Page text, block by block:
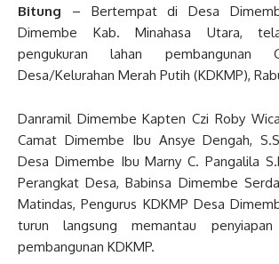
Bitung – Bertempat di Desa
Dimembe Kab. Minahasa Utara,
pengukuran lahan pembangunan
Desa/Kelurahan Merah Putih (KDKMP),
Danramil Dimembe Kapten Czi Roby
Camat Dimembe Ibu Ansye Dengah,
Desa Dimembe Ibu Marny C. Pangalila
Perangkat Desa, Babinsa Dimembe
Matindas, Pengurus KDKMP Desa
turun langsung memantau
pembangunan KDKMP.